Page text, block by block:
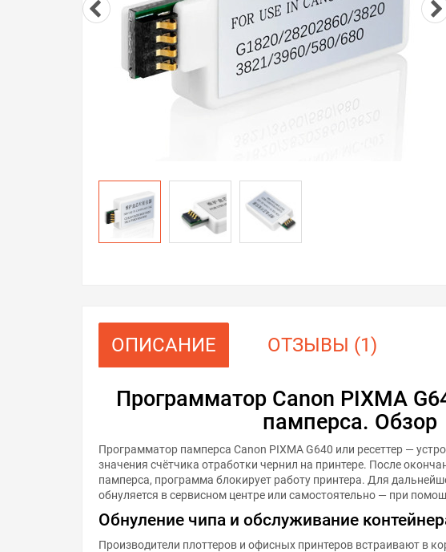
ОПИСАНИЕ ОТЗЫВЫ (1)
Программатор Canon PIXMA
памперса. Обзор
Программатор памперса Canon PIXMA G640 или ресеттер —
значения счётчика отработки чернил на принтере. После
памперса, программа блокирует работу принтера. Для
обнуляется в сервисном центре или самостоятельно — при
Обнуление чипа и обслуживание
Производители плоттеров и офисных принтеров встраивают в